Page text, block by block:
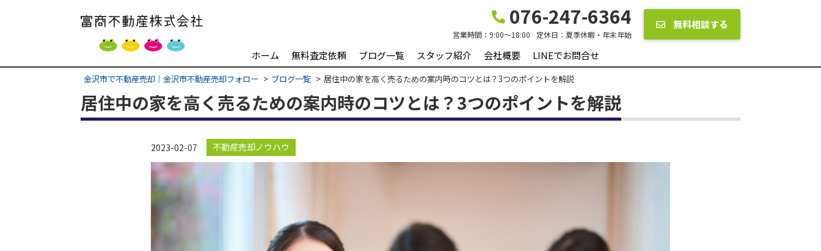
076-247-6364
営業時間： 9:00～18:00 定休日： 夏季休暇・年末年始
無料相談する
ホーム 無料査定依頼 ブログ一覧 スタッフ紹介 会社概要 LINEでお問合せ
金沢市で不動産売却｜金沢市不動産売却フォロー ブログ一覧 居住中の家を高く売るための案内時のコツとは？3つのポイントを解説
居住中の家を高く売るための案内時のコツとは？3つのポイントを解説
2023-02-07 不動産売却ノウハウ